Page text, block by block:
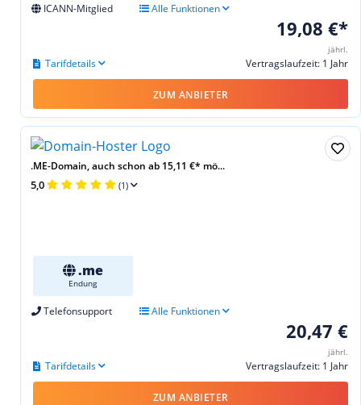
ICANN-Mitglied
Alle Funktionen
19,08 €*
jährl.
Vertragslaufzeit: 1 Jahr
Tarifdetails
ZUM ANBIETER
.ME-Domain, auch schon ab 15,11 €* mö...
5,0 (1)
.me
Endung
Telefonsupport Alle Funktionen
20,47 €
jährl.
Vertragslaufzeit: 1 Jahr
Tarifdetails
ZUM ANBIETER